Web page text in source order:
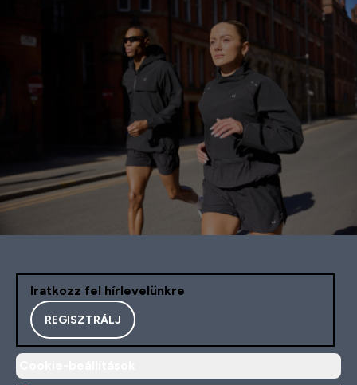
Iratkozz fel hírlevelünkre
REGISZTRÁLJ